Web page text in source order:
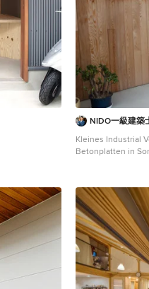
NIDO一級建築
Kleines Industrial
Betonplatten in